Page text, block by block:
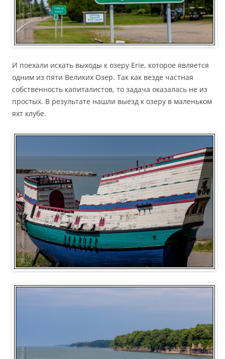
И поехали искать выходы к озеру Erie, которое является
одним из пяти Великих Озер. Так как везде частная
собственность капиталистов, то задача оказалась не из
простых. В результате нашли выезд к озеру в маленьком
яхт клубе.